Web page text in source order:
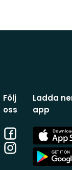
Följ
oss
Facebook
Instagram
Ladda
app
App
Store
App
Store